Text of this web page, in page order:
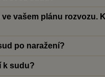
vašem plánu rozvozu.
po naražení?
k sudu?